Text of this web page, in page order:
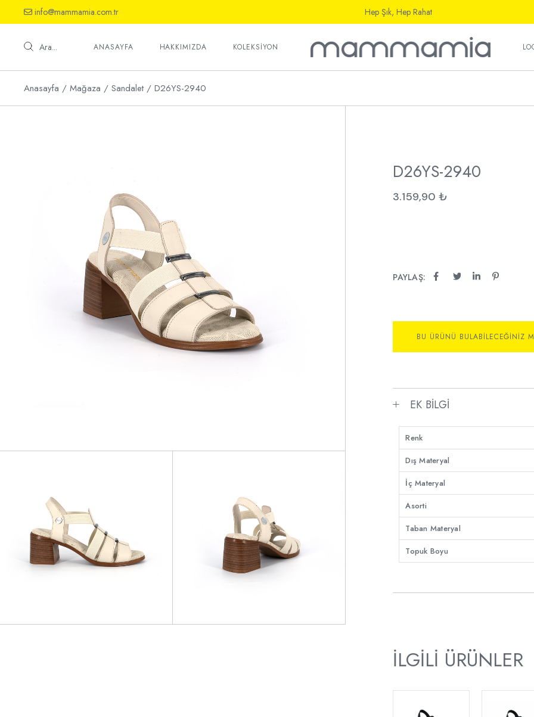
the
info@mammamia.com.tr Hep Şık, Hep Rahat
Ara... ANASAYFA HAKKIMIZDA KOLEKSIYON
Ayakkabı
Sandalet
Anasayfa
Mağaza Sandalet D26YS-2940
D26YS-2940
3.159,90₺
PAYLAŞ:
BU ÜRÜNÜ BULABILECEĞINIZ
EK BILGI
Renk
Dış Materyal
İç Materyal
Asorti
Taban Materyal
Topuk Boyu
İLGILI ÜRÜNLER